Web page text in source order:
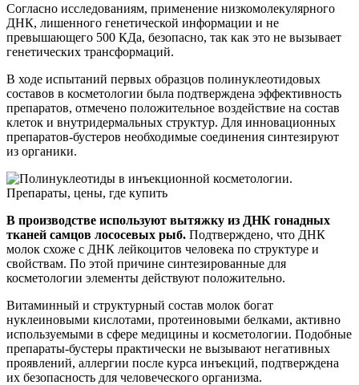
Согласно исследованиям, применение низкомолекулярного
ДНК, лишенного генетической информации и не
превышающего 500 КДа, безопасно, так как это не вызывает
генетических трансформаций.
В ходе испытаний первых образцов полинуклеотидовых
составов в косметологии была подтверждена эффективность
препаратов, отмечено положительное воздействие на состав
клеток и внутридермальных структур. Для инновационных
препаратов-бустеров необходимые соединения синтезируют
из органики.
В производстве используют вытяжку из ДНК гонадных
тканей самцов лососевых рыб. Подтверждено, что ДНК
молок схоже с ДНК лейкоцитов человека по структуре и
свойствам. По этой причине синтезированные для
косметологии элементы действуют положительно.
Витаминный и структурный состав молок богат
нуклеиновыми кислотами, протеиновыми белками, активно
используемыми в сфере медицины и косметологии. Подобные
препараты-бустеры практически не вызывают негативных
проявлений, аллергии после курса инъекций, подтверждена
их безопасность для человеческого организма.